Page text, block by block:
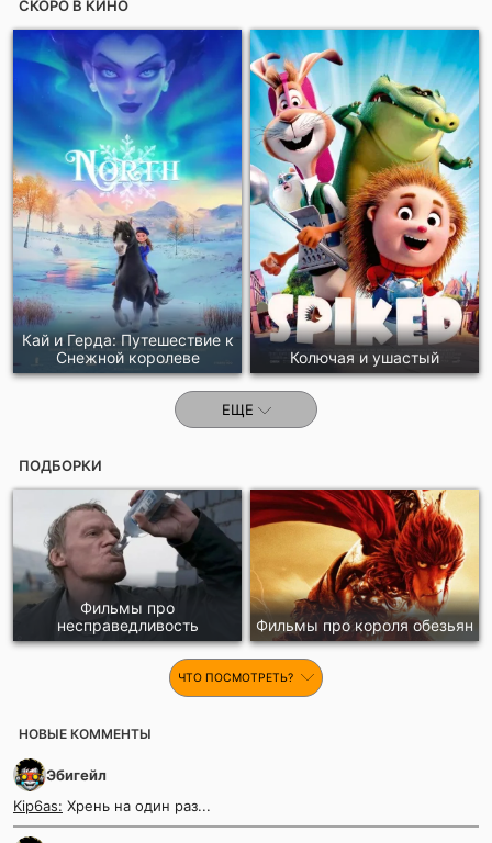
СКОРО В КИНО
Кай и Герда: Путешествие к
Снежной королеве
Колючая и ушастый
ЕЩЕ
ПОДБОРКИ
Фильмы про
несправедливость
Фильмы про короля обезьян
ЧТО ПОСМОТРЕТЬ?
НОВЫЕ КОММЕНТЫ
Эбигейл
Kip6as: Хрень на один раз...